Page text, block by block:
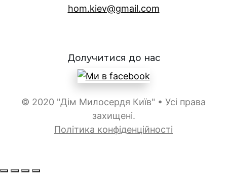
hom.kiev@gmail.com
Долучитися до нас
© 2020 "Дім Милосердя Київ" • Усі права
захищені.
Політика конфіденційності